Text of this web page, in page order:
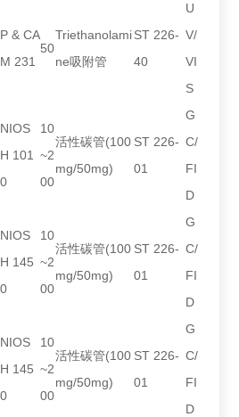
P & CA
M 231
50
Triethanolami
ne吸附管
ST 226-
40
U
V/
VI
S
NIOS
H 101
0
10
~2
00
活性碳管(100
mg/50mg)
ST 226-
01
G
C/
FI
D
NIOS
H 145
0
10
~2
00
活性碳管(100
mg/50mg)
ST 226-
01
G
C/
FI
D
NIOS
H 145
0
10
~2
00
活性碳管(100
mg/50mg)
ST 226-
01
G
C/
FI
D